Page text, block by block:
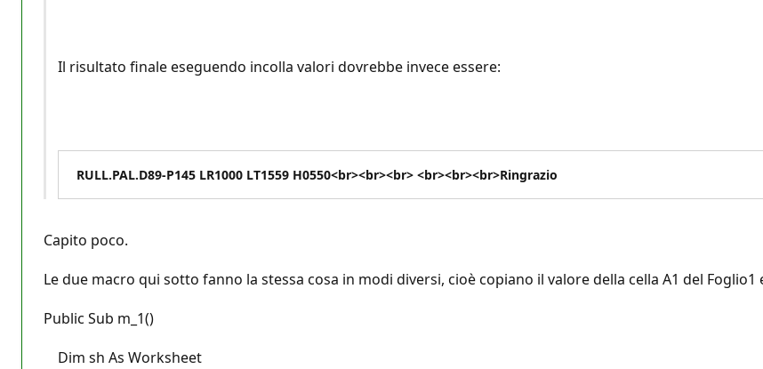
Il risultato finale eseguendo incolla valori dovrebbe invece essere:
RULL.PAL.D89-P145 LR1000 LT1559 H0550<br><br><br> <br><br><br>Ringrazio
Capito poco.
Le due macro qui sotto fanno la stessa cosa in modi diversi, cioè copiano il valore della cella A1 del
Public Sub m_1()
Dim sh As Worksheet